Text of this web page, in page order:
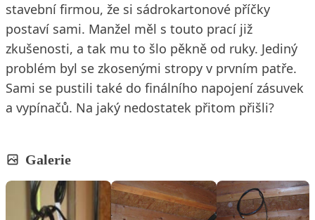
stavební firmou, že si sádrokartonové příčky
postaví sami. Manžel měl s touto prací již
zkušenosti, a tak mu to šlo pěkně od ruky. Jediný
problém byl se zkosenými stropy v prvním patře.
Sami se pustili také do finálního napojení zásuvek
a vypínačů. Na jaký nedostatek přitom přišli?
Galerie